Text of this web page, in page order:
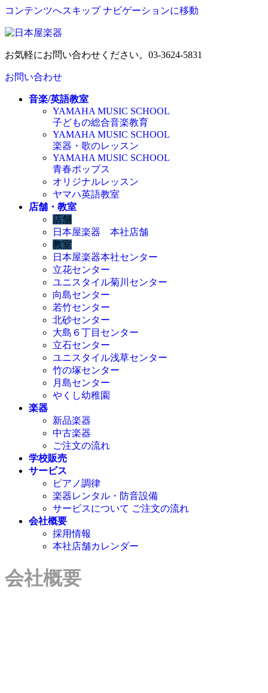
コンテンツへスキップ ナビゲーションに移動
お気軽にお問い合わせください。 03-3624-5831
お問い合わせ
音楽/英語教室
YAMAHA MUSIC SCHOOL
子どもの総合音楽教育
YAMAHA MUSIC SCHOOL
楽器・歌のレッスン
YAMAHA MUSIC SCHOOL
青春ポップス
オリジナルレッスン
ヤマハ英語教室
店舗・教室
店舗
日本屋楽器 本社店舗
教室
日本屋楽器本社センター
立花センター
ユニスタイル菊川センター
向島センター
若竹センター
北砂センター
大島６丁目センター
立石センター
ユニスタイル浅草センター
竹の塚センター
月島センター
やくし幼稚園
楽器
新品楽器
中古楽器
ご注文の流れ
学校販売
サービス
ピアノ調律
楽器レンタル・防音設備
サービスについて ご注文の流れ
会社概要
採用情報
本社店舗カレンダー
会社概要